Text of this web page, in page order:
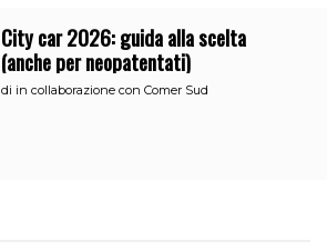
City car 2026: guida alla scelta
(anche per neopatentati)
di in collaborazione con Comer Sud